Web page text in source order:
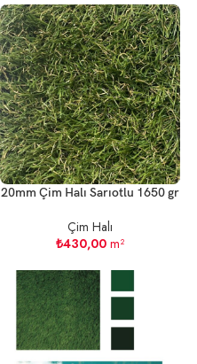
20mm Çim Halı Sarıotlu 1650 gr
Çim Halı
₺430,00m²